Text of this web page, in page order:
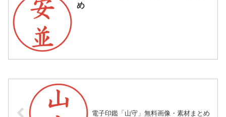
め
電子印鑑「山守」無料画像・素材まとめ